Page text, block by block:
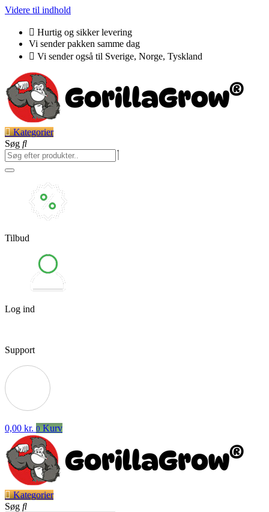
Videre til indhold
Hurtig og sikker levering
Vi sender pakken samme dag
Vi sender også til Sverige, Norge, Tyskland
Kategorier
Søg
Tilbud
Log ind
Support
0,00 kr. 0 Kurv
Kategorier
Søg